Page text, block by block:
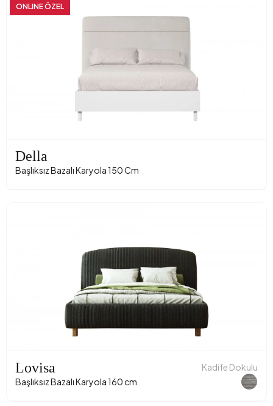
ONLINE ÖZEL
Della
Başlıksız Bazalı Karyola 150 Cm
Lovisa
Başlıksız Bazalı Karyola 160 cm
Kadife Dokulu